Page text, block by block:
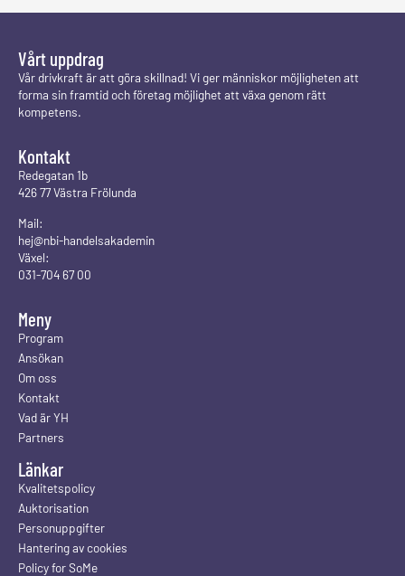
Vårt uppdrag
Vår drivkraft är att göra skillnad! Vi ger människor möjligheten att
forma sin framtid och företag möjlighet att växa genom rätt
kompetens.
Kontakt
Redegatan 1b
426 77 Västra Frölunda
Mail:
hej@nbi-handelsakademin
Växel:
031-704 67 00
Meny
Program
Ansökan
Om oss
Kontakt
Vad är YH
Partners
Länkar
Kvalitetspolicy
Auktorisation
Personuppgifter
Hantering av cookies
Policy for SoMe